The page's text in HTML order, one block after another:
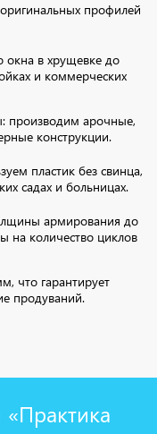
профилей
окна в хрущевке до
и коммерческих
производим арочные,
конструкции.
пластик без свинца,
садах и больницах.
армирования до
на количество циклов
что гарантирует
продуваний.